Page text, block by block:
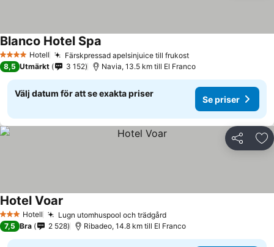
4 StjärnorHotell Färskpressad apelsinjuice till frukostSe priser
Blanco Hotel Spa
8,5 Utmärkt 3 152 Navia, 13.5 km till El Franco
Välj datum för att se exakta priser
Se priser
Dela
3 StjärnorHotell Lugn utomhuspool och trädgårdSe priser
Hotel Voar
7,5 Bra 2 528 Ribadeo, 14.8 km till El Franco